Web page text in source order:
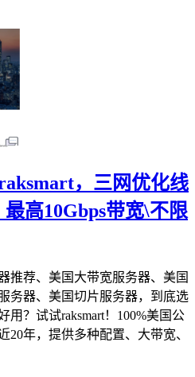
，三网优化线
高10Gbps带宽\不限
推荐、美国大带宽服务器、美国
务器、美国切片服务器，到底选
用？试试raksmart！100%美国公
20年，提供多种配置、大带宽、